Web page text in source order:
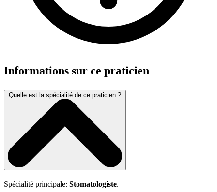
Informations sur ce praticien
Quelle est la spécialité de ce praticien ?
Spécialité principale: Stomatologiste.